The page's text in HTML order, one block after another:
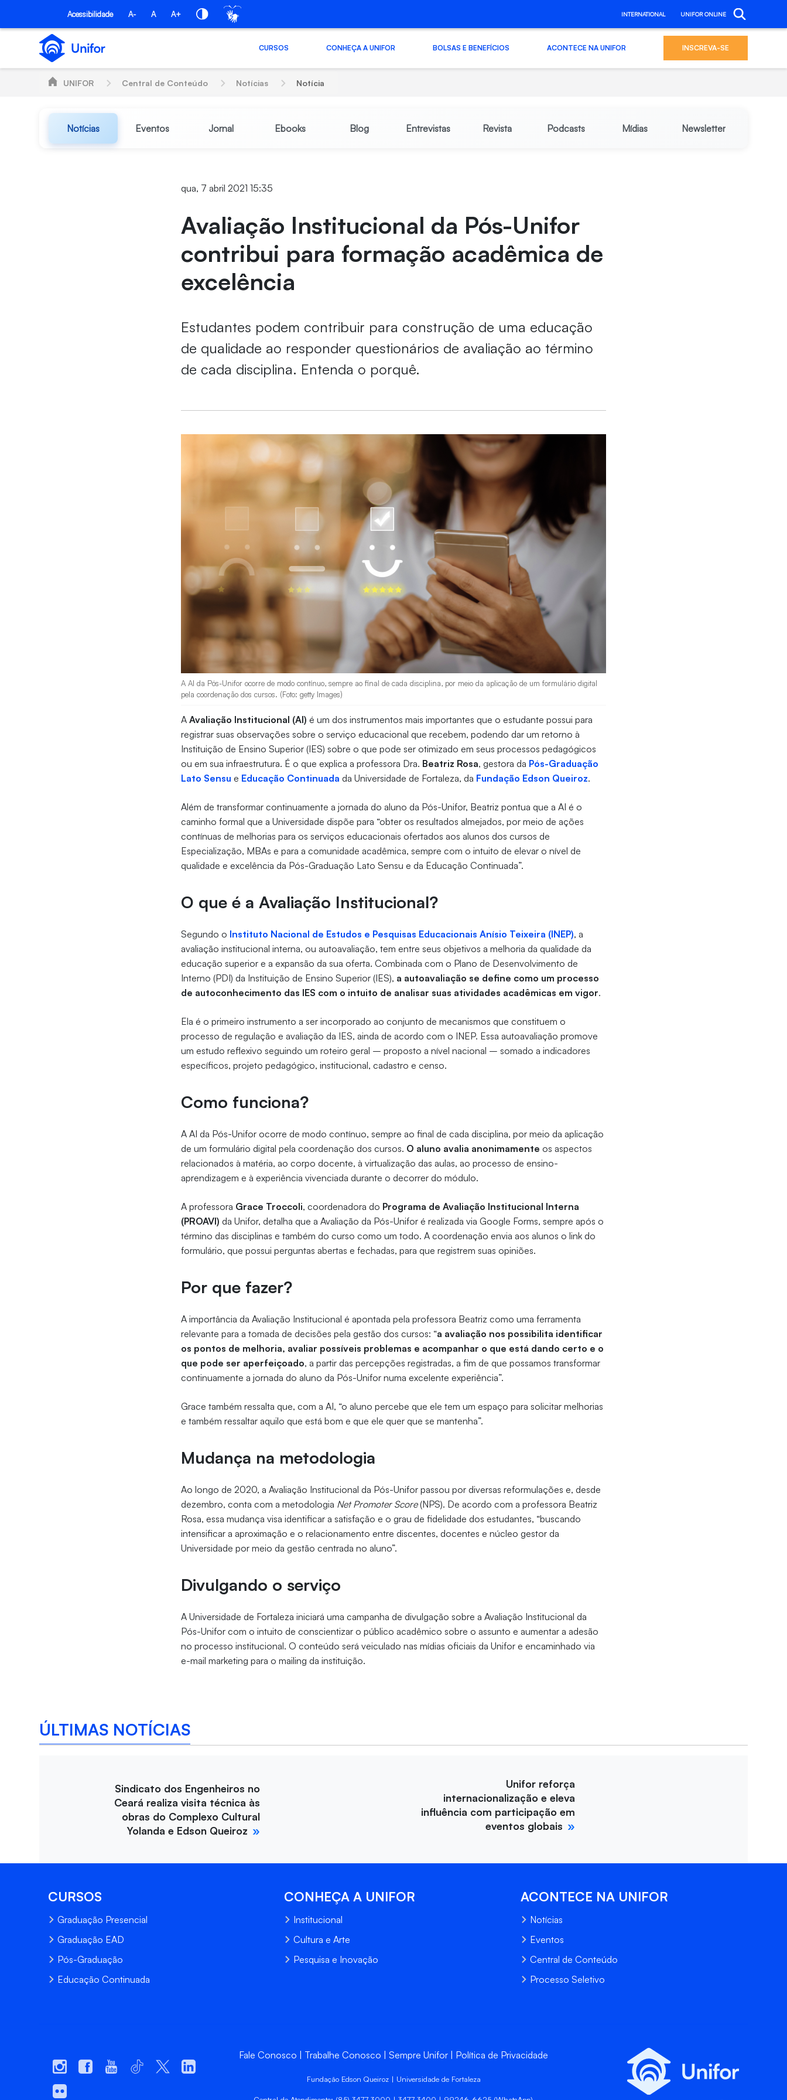
Pular para o Conteúdo principal
Acessibilidade A- A A+ INTERNATIONAL UNIFOR ONLINE
CURSOS CONHEÇA A UNIFOR BOLSAS E BENEFÍCIOS ACONTECE NA UNIFOR INSCREVA-SE
UNIFOR Central de Conteúdo Notícias Notícia
Notícias Eventos Jornal Ebooks Blog Entrevistas Revista Podcasts Mídias Newsletter
qua, 7 abril 2021 15:35
Avaliação Institucional da Pós-Unifor
contribui para formação acadêmica de
excelência
Estudantes podem contribuir para construção de uma educação
de qualidade ao responder questionários de avaliação ao término
de cada disciplina. Entenda o porquê.
A AI da Pós-Unifor ocorre de modo contínuo, sempre ao final de cada disciplina, por meio da aplicação de um formulário digital
pela coordenação dos cursos. (Foto: getty Images)
AAvaliação Institucional (AI) é um dos instrumentos mais importantes que o estudante possui para
registrar suas observações sobre o serviço educacional que recebem, podendo dar um retorno à
Instituição de Ensino Superior (IES) sobre o que pode ser otimizado em seus processos pedagógicos
ou em sua infraestrutura. É o que explica a professora Dra. Beatriz Rosa, gestora da Pós-Graduação
Lato Sensu e Educação Continuada da Universidade de Fortaleza, da Fundação Edson Queiroz.
Além de transformar continuamente a jornada do aluno da Pós-Unifor, Beatriz pontua que a AI é o
caminho formal que a Universidade dispõe para “obter os resultados almejados, por meio de ações
contínuas de melhorias para os serviços educacionais ofertados aos alunos dos cursos de
Especialização, MBAs e para a comunidade acadêmica, sempre com o intuito de elevar o nível de
qualidade e excelência da Pós-Graduação Lato Sensu e da Educação Continuada”.
O que é a Avaliação Institucional?
Segundo o Instituto Nacional de Estudos e Pesquisas Educacionais Anísio Teixeira (INEP), a
avaliação institucional interna, ou autoavaliação, tem entre seus objetivos a melhoria da qualidade da
educação superior e a expansão da sua oferta. Combinada com o Plano de Desenvolvimento de
Interno (PDI) da Instituição de Ensino Superior (IES), a autoavaliação se define como um processo
de autoconhecimento das IES com o intuito de analisar suas atividades acadêmicas em vigor.
Ela é o primeiro instrumento a ser incorporado ao conjunto de mecanismos que constituem o
processo de regulação e avaliação da IES, ainda de acordo com o INEP. Essa autoavaliação promove
um estudo reflexivo seguindo um roteiro geral – proposto a nível nacional – somado a indicadores
específicos, projeto pedagógico, institucional, cadastro e censo.
Como funciona?
A AI da Pós-Unifor ocorre de modo contínuo, sempre ao final de cada disciplina, por meio da aplicação
de um formulário digital pela coordenação dos cursos. O aluno avalia anonimamente os aspectos
relacionados à matéria, ao corpo docente, à virtualização das aulas, ao processo de ensino-
aprendizagem e à experiência vivenciada durante o decorrer do módulo.
A professora Grace Troccoli, coordenadora do Programa de Avaliação Institucional Interna
(PROAVI) da Unifor, detalha que a Avaliação da Pós-Unifor é realizada via Google Forms, sempre após o
término das disciplinas e também do curso como um todo. A coordenação envia aos alunos o link do
formulário, que possui perguntas abertas e fechadas, para que registrem suas opiniões.
Por que fazer?
A importância da Avaliação Institucional é apontada pela professora Beatriz como uma ferramenta
relevante para a tomada de decisões pela gestão dos cursos: “a avaliação nos possibilita identificar
os pontos de melhoria, avaliar possíveis problemas e acompanhar o que está dando certo e o
que pode ser aperfeiçoado, a partir das percepções registradas, a fim de que possamos transformar
continuamente a jornada do aluno da Pós-Unifor numa excelente experiência”.
Grace também ressalta que, com a AI, “o aluno percebe que ele tem um espaço para solicitar melhorias
e também ressaltar aquilo que está bom e que ele quer que se mantenha”.
Mudança na metodologia
Ao longo de 2020, a Avaliação Institucional da Pós-Unifor passou por diversas reformulações e, desde
dezembro, conta com a metodologia Net Promoter Score(NPS). De acordo com a professora Beatriz
Rosa, essa mudança visa identificar a satisfação e o grau de fidelidade dos estudantes, “buscando
intensificar a aproximação e o relacionamento entre discentes, docentes e núcleo gestor da
Universidade por meio da gestão centrada no aluno”.
Divulgando o serviço
A Universidade de Fortaleza iniciará uma campanha de divulgação sobre a Avaliação Institucional da
Pós-Unifor com o intuito de conscientizar o público acadêmico sobre o assunto e aumentar a adesão
no processo institucional. O conteúdo será veiculado nas mídias oficiais da Unifor e encaminhado via
e-mail marketing para o mailing da instituição.
ÚLTIMAS NOTÍCIAS
Sindicato dos Engenheiros no
Ceará realiza visita técnica às
obras do Complexo Cultural
Yolanda e Edson Queiroz
Unifor reforça
internacionalização e eleva
influência com participação em
eventos globais
CURSOS
Graduação Presencial
Graduação EAD
Pós-Graduação
Educação Continuada
CONHEÇA A UNIFOR
Institucional
Cultura e Arte
Pesquisa e Inovação
ACONTECE NA UNIFOR
Notícias
Eventos
Central de Conteúdo
Processo Seletivo
Fale Conosco Trabalhe Conosco Sempre Unifor Política de Privacidade
Fundação Edson Queiroz | Universidade de Fortaleza